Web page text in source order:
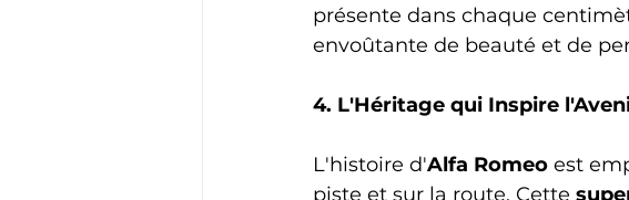
présente dans chaque
envoûtante de beauté et de
4. L'Héritage qui Inspire
L'histoire d'Alfa Romeo est
piste et sur la route. Cette